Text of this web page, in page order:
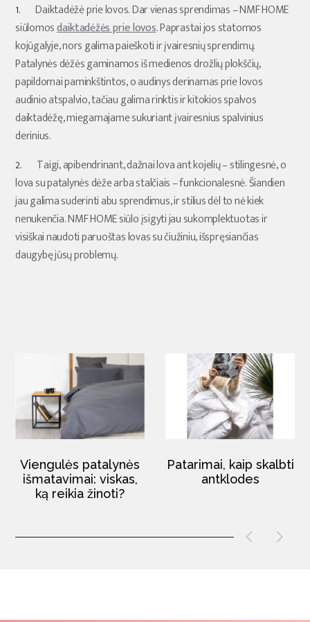
Daiktadėžė prie lovos.Dar vienas sprendimas – NMF HOME
siūlomosdaiktadėžės prie lovos. Paprastai jos statomos
kojūgalyje, nors galima paieškoti ir įvairesnių sprendimų.
Patalynės dėžės gaminamos iš medienos drožlių plokščių,
papildomai paminkštintos, o audinys derinamas prie lovos
audinio atspalvio, tačiau galima rinktis ir kitokios spalvos
daiktadėžę, miegamajame sukuriant įvairesnius spalvinius
derinius.
Taigi, apibendrinant, dažnai lova ant kojelių – stilingesnė, o
lova su patalynės dėže arba stalčiais – funkcionalesnė. Šiandien
jau galima suderinti abu sprendimus, ir stilius dėl to nė kiek
nenukenčia. NMF HOME siūlo įsigyti jau sukomplektuotas ir
visiškai naudoti paruoštas lovas su čiužiniu, išspręsiančias
daugybę jūsų problemų.
Viengulės patalynės
išmatavimai: viskas,
ką reikia žinoti?
Patarimai, kaip skalbti
antklodes